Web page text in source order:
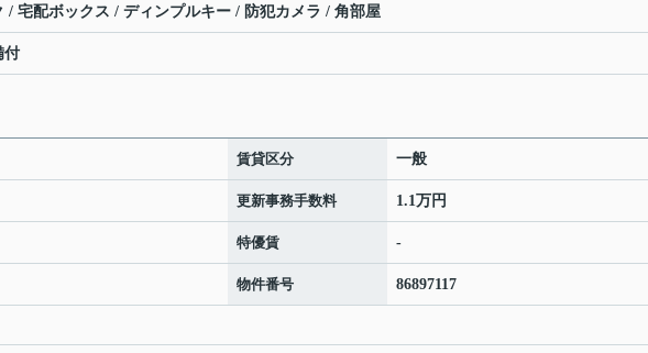
/ 宅配ボックス / ディンプルキー / 防犯カメラ / 角部屋
付
賃貸区分 一般
更新事務手数料 1.1万円
特優賃 -
物件番号 86897117